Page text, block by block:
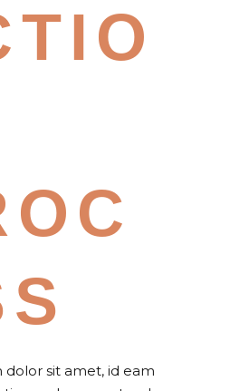
dolor sit amet, id eam